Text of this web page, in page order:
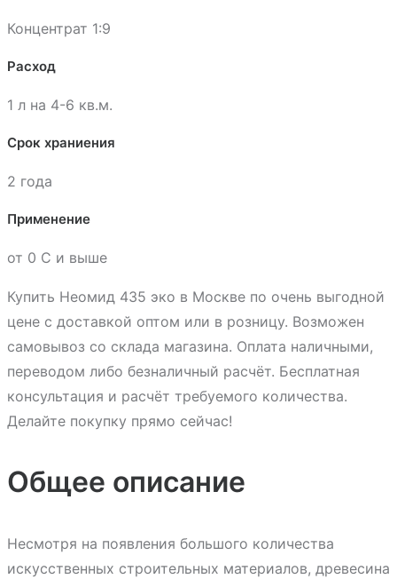
Концентрат 1:9
Расход
1 л на 4-6 кв.м.
Срок храниения
2 года
Применение
от 0 С и выше
Купить Неомид 435 эко в Москве по очень выгодной
цене с доставкой оптом или в розницу. Возможен
самовывоз со склада магазина. Оплата наличными,
переводом либо безналичный расчёт. Бесплатная
консультация и расчёт требуемого количества.
Делайте покупку прямо сейчас!
Общее описание
Несмотря на появления большого количества
искусственных строительных материалов, древесина